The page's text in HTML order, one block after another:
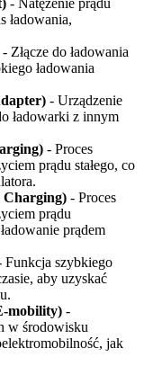
ładowania,
- Złącze do ładowania
ładowania
- Urządzenie
ładowarki z innym
- Proces
prądu stałego, co
Charging) - Proces
prądu
prądem
Funkcja szybkiego
aby uzyskać
mobility) -
w środowisku
jak